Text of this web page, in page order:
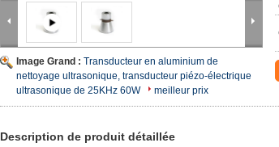
Image Grand : Transducteur en aluminium de
nettoyage ultrasonique, transducteur piézo-électrique
ultrasonique de 25KHz 60W
meilleur prix
Description de produit détaillée